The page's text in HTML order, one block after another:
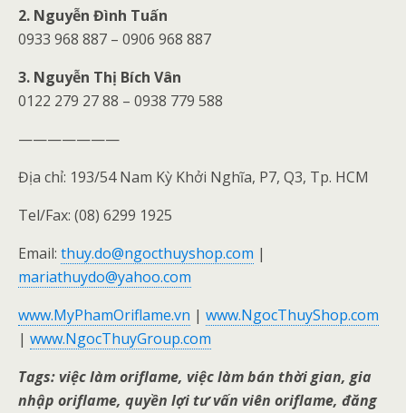
2. Nguyễn Đình Tuấn
0933 968 887 – 0906 968 887
3. Nguyễn Thị Bích Vân
0122 279 27 88 – 0938 779 588
———————
Địa chỉ: 193/54 Nam Kỳ Khởi Nghĩa, P7, Q3, Tp. HCM
Tel/Fax: (08) 6299 1925
Email: thuy.do@ngocthuyshop.com |
mariathuydo@yahoo.com
www.MyPhamOriflame.vn | www.NgocThuyShop.com
| www.NgocThuyGroup.com
Tags: việc làm oriflame, việc làm bán thời gian, gia
nhập oriflame, quyền lợi tư vấn viên oriflame, đăng